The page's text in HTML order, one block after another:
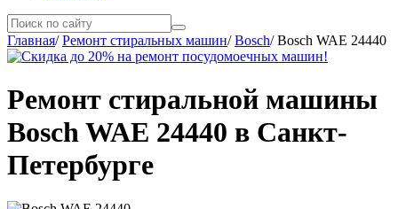
Главная/Ремонт стиральных машин/Bosch/Bosch WAE 24440
Ремонт стиральной машины
Bosch WAE 24440 в Санкт-
Петербурге